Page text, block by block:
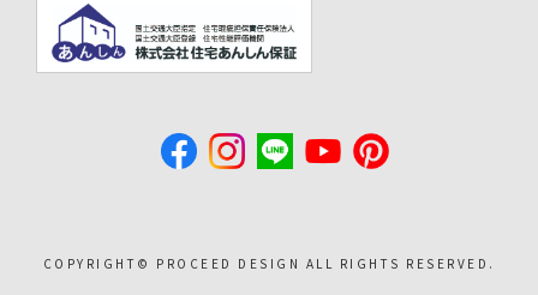
COPYRIGHT©︎ PROCEED DESIGN ALL RIGHTS RESERVED.